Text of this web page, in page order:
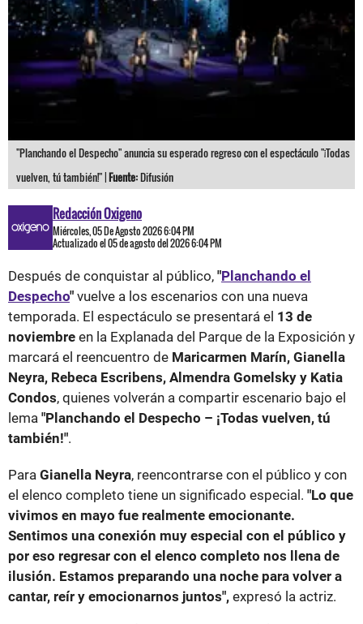
"Planchando el Despecho" anuncia su esperado regreso con el espectáculo "¡Todas
vuelven, tú también!" |Fuente:Difusión
Redacción Oxigeno
Miércoles, 05 De Agosto 2026 6:04 PM
Actualizado el 05 de agosto del 2026 6:04 PM
Después de conquistar al público, "Planchando el
Despecho" vuelve a los escenarios con una nueva
temporada. El espectáculo se presentará el 13 de
noviembre en la Explanada del Parque de la Exposición y
marcará el reencuentro de Maricarmen Marín, Gianella
Neyra, Rebeca Escribens, Almendra Gomelsky y Katia
Condos, quienes volverán a compartir escenario bajo el
lema "Planchando el Despecho – ¡Todas vuelven, tú
también!".
Para Gianella Neyra, reencontrarse con el público y con
el elenco completo tiene un significado especial. "Lo que
vivimos en mayo fue realmente emocionante.
Sentimos una conexión muy especial con el público y
por eso regresar con el elenco completo nos llena de
ilusión. Estamos preparando una noche para volver a
cantar, reír y emocionarnos juntos", expresó la actriz.